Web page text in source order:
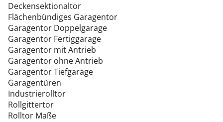
Deckensektionaltor
Flächenbündiges Garagentor
Garagentor Doppelgarage
Garagentor Fertiggarage
Garagentor mit Antrieb
Garagentor ohne Antrieb
Garagentor Tiefgarage
Garagentüren
Industrierolltor
Rollgittertor
Rolltor Maße